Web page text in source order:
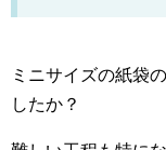
ミニサイズの紙袋
したか？